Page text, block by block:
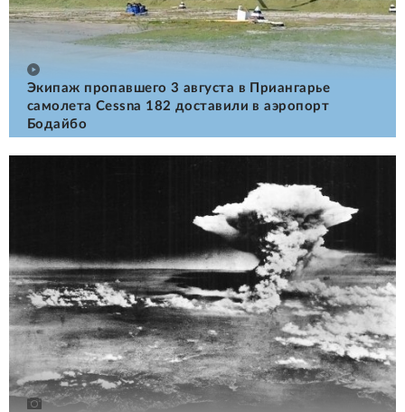
Экипаж пропавшего 3 августа в Приангарье
самолета Cessna 182 доставили в аэропорт
Бодайбо